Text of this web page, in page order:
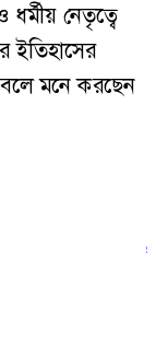
নেতৃত্বে
ইতিহাসের
মনে করছেন